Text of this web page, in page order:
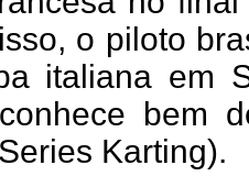
o piloto
italiana em
bem
Karting).